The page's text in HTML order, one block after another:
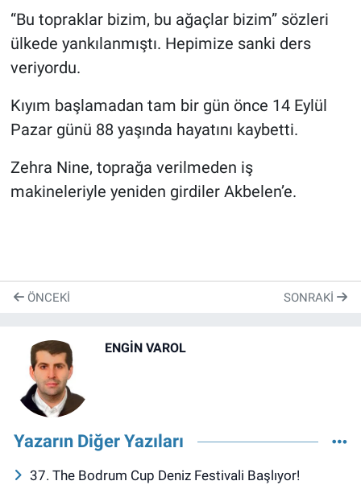
“Bu topraklar bizim, bu ağaçlar bizim” sözleri
ülkede yankılanmıştı. Hepimize sanki ders
veriyordu.
Kıyım başlamadan tam bir gün önce 14 Eylül
Pazar günü 88 yaşında hayatını kaybetti.
Zehra Nine, toprağa verilmeden iş
makineleriyle yeniden girdiler Akbelen’e.
ÖNCEKI SONRAKI
ENGİN VAROL
Yazarın Diğer Yazıları
37. The Bodrum Cup Deniz Festivali Başlıyor!